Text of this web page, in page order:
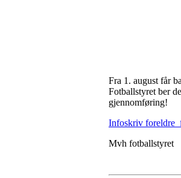
Fra 1. august får
Fotballstyret ber
gjennomføring!
Infoskriv
Mvh fotballstyret